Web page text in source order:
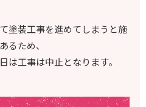
塗装工事を進めてしまうと施
るため、
は工事は中止となります。